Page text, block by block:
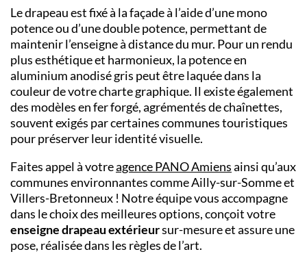
Le drapeau est fixé à la façade à l’aide d’une mono
potence ou d’une double potence, permettant de
maintenir l’enseigne à distance du mur. Pour un rendu
plus esthétique et harmonieux, la potence en
aluminium anodisé gris peut être laquée dans la
couleur de votre charte graphique. Il existe également
des modèles en fer forgé, agrémentés de chaînettes,
souvent exigés par certaines communes touristiques
pour préserver leur identité visuelle.
Faites appel à votreagence PANO Amiensainsi qu’aux
communes environnantes comme Ailly-sur-Somme et
Villers-Bretonneux ! Notre équipe vous accompagne
dans le choix des meilleures options, conçoit votre
enseigne drapeau extérieursur-mesure et assure une
pose, réalisée dans les règles de l’art.